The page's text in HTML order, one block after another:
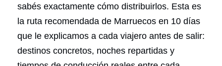
sabés exactamente cómo distribuirlos. Esta es
la ruta recomendada de Marruecos en 10 días
que le explicamos a cada viajero antes de salir:
destinos concretos, noches repartidas y